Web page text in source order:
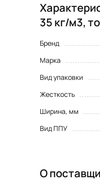
35 кг/м3,
Бренд
Марка
Вид упаковки
Жесткость
Ширина, мм
Вид ППУ
О